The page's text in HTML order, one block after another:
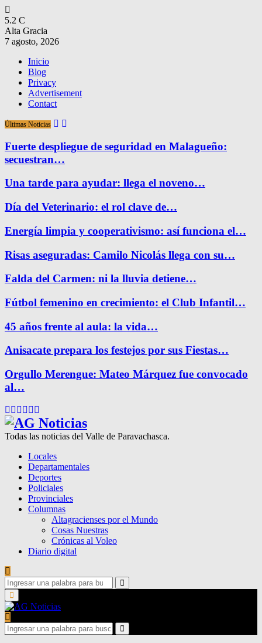
5.2 C
Alta Gracia
7 agosto, 2026
Inicio
Blog
Privacy
Advertisement
Contact
Últimas Noticias
Fuerte despliegue de seguridad en Malagueño:
secuestran…
Una tarde para ayudar: llega el noveno…
Día del Veterinario: el rol clave de…
Energía limpia y cooperativismo: así funciona el…
Risas aseguradas: Camilo Nicolás llega con su…
Falda del Carmen: ni la lluvia detiene…
Fútbol femenino en crecimiento: el Club Infantil…
45 años frente al aula: la vida…
Anisacate prepara los festejos por sus Fiestas…
Orgullo Merengue: Mateo Márquez fue convocado
al…
Facebook
Twitter
Instagram
Pinterest
Google
Todas las noticias del Valle de Paravachasca.
Locales
Departamentales
Deportes
Policiales
Provinciales
Columnas
Altagracienses por el Mundo
Cosas Nuestras
Crónicas al Voleo
Diario digital
Search
for:
Search
Primary
Menu
Search
for:
Search